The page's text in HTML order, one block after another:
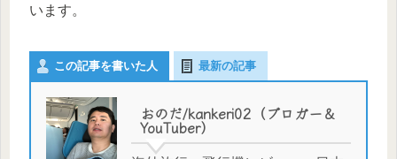
います。
この記事を書いた人 最新の記事
おのだ/kankeri02（ブロガー＆
YouTuber）